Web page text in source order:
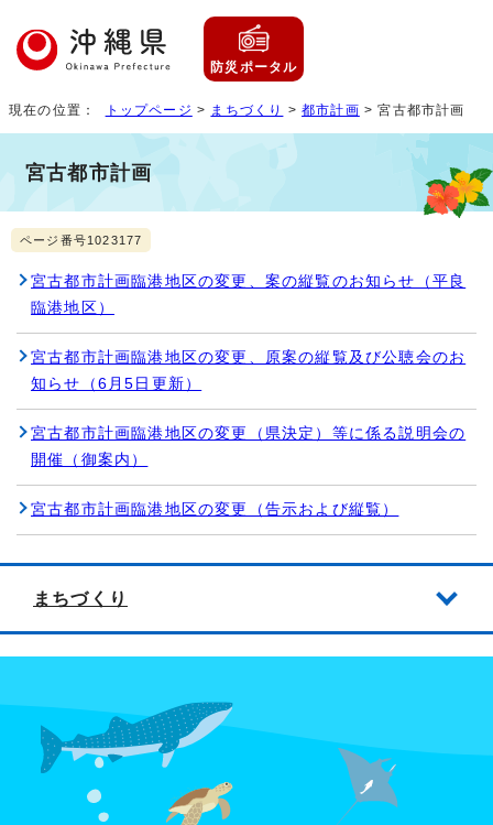
防災ポータル
現在の位置： トップページ > まちづくり >都市計画 > 宮古都市計画
宮古都市計画
ページ番号1023177
宮古都市計画臨港地区の変更、案の縦覧のお知らせ（平良
臨港地区）
宮古都市計画臨港地区の変更、原案の縦覧及び公聴会のお
知らせ（6月5日更新）
宮古都市計画臨港地区の変更（県決定）等に係る説明会の
開催（御案内）
宮古都市計画臨港地区の変更（告示および縦覧）
まちづくり